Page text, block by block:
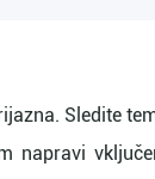
Sledite
napravi